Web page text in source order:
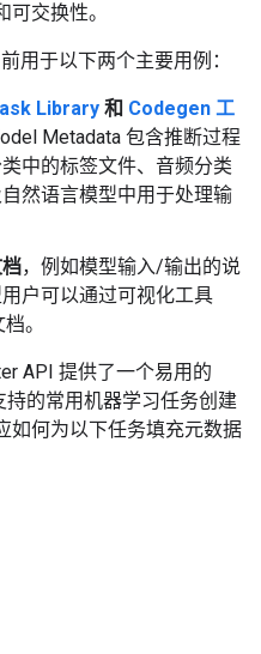
交换性。
用于以下两个主要用例：
Library 和 Codegen 工
Metadata 包含推断过程
中的标签文件、音频分类
然语言模型中用于处理输
，例如模型输入/输出的说
户可以通过可视化工具
。
API 提供了一个易用的
持的常用机器学习任务创建
如何为以下任务填充元数据